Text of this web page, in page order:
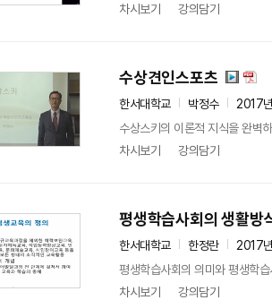
차시보기
강의담기
수상견인스포츠
한서대학교 박정수
2017
수상스키의 이론적 지식을 완벽
차시보기
강의담기
평생학습사회의 생활방
한서대학교 한정란
2017
평생학습사회의 의미와 평생학
차시보기
강의담기